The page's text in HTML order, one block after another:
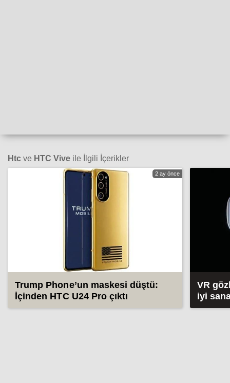
Htc ve HTC Vive ile İlgili İçerikler
2 ay önce
Trump Phone’un maskesi düştü:
İçinden HTC U24 Pro çıktı
VR
iyi
(2026)